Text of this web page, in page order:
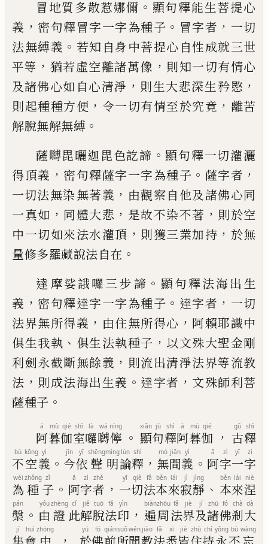
冒地質多散惹娜儞 。 顯句釋能生菩提心
義 ， 密句釋冒字一字為種子 。 冒字者 ， 一切
法無縛義 。 若知自身中菩提心自性成就三世
平等 ， 猶若虛空離諸萬像 ， 則知一切有情心
及諸佛心如自心清淨 ， 則生大悲深生矜愍 ，
則起種種方便 ， 令一切有情至於究竟 ， 離苦
解脫無解無縛 。
薩嚩毘曬迦毘色訖諦 。 顯句釋一切灌灑
得頂義 ， 密句釋薩字一字為種子 。 薩字者 ，
一切法無染無著義 ， 由觀察自他及諸佛心同
一真如 ， 同體大悲 ， 是故不染不著 ， 則於空
中一切如來法水灌頂 ， 則獲三業加持 ， 於無
量修多羅藏說法自在 。
達 摩娑誐囉三步諦 。 顯句釋法海出生
義 ， 密句釋達字一字為種子 。 達字者 ， 一切
法界無所得義 ， 由住無所得心 ， 阿賴耶識中
俱生我執 、 俱生法執種子 ， 以文殊大聖金剛
利劍永截斷無餘義 ， 則流出清淨法界等流教
法 ， 則成法海出生義 。 達字者 ， 文殊師利菩
薩種子 。
阿
ā
暮
mù
伽
qié
室
shì
囉
là
嚩
wá
儜
níng
。 顯
xiǎn
句
jù
釋
shì
阿
ā
暮
mù
伽
qié
， 古
gǔ
釋
shì
不
bù
空
kōng
義
yì
。 今
jīn
依
yī
聲
shēng
明
míng
論
lùn
釋
shì
， 無
mó
間
jiān
義
yì
。 阿
ā
字
zì
一
yī
字
zì
為
wéi
種
zhǒng
子
zǐ
。 阿
ā
字
zì
者
zhě
， 一
yī
切
qiè
法
fǎ
本
běn
來
lái
寂
jì
靜
jìng
、 本
běn
來
lái
涅
niè
槃
pán
。 由
yóu
證
zhèng
此
cǐ
解
jiě
脫
tuō
法
fǎ
印
yìn
， 遍
biàn
周
zhōu
法
fǎ
界
jiè
及
jí
諸
zhū
佛
fó
剎
chà
大
dà
jí huì zhōng yú fó qiánsuǒwén jiào fǎ xī jiē zhù chí yǒng bù wàng